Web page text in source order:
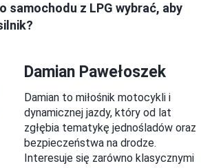
samochodu z LPG wybrać, aby
Damian Pawełoszek
Damian to miłośnik motocykli i
dynamicznej jazdy, który od lat
zgłębia tematykę jednośladów oraz
bezpieczeństwa na drodze.
Interesuje się zarówno klasycznymi